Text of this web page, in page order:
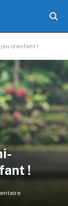
d’enfant !
!